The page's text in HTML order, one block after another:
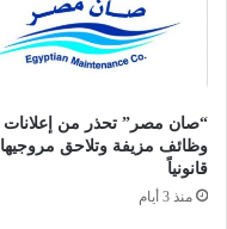
“صان مصر” تحذر من إعلانات
وظائف مزيفة وتلاحق مروجيها
قانونياً
منذ 3 أيام